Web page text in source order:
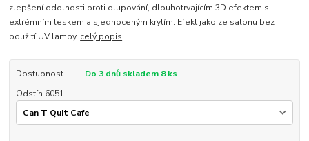
zlepšení odolnosti proti olupování, dlouhotrvajícím 3D efektem s
extrémním leskem a sjednoceným krytím. Efekt jako ze salonu bez
použití UV lampy. celý popis
Dostupnost
Do 3 dnů skladem 8 ks
Odstín 6051